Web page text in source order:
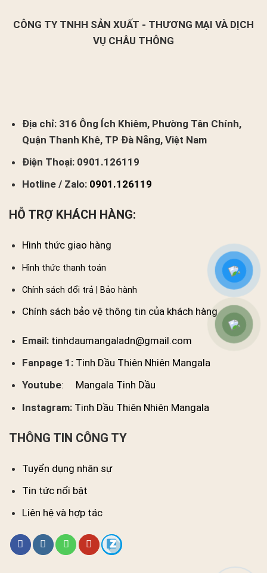
CÔNG TY TNHH SẢN XUẤT - THƯƠNG MẠI VÀ DỊCH
VỤ CHÂU THÔNG
Địa chỉ: 316 Ông Ích Khiêm, Phường Tân Chính,
Quận Thanh Khê, TP Đà Nẵng, Việt Nam
Điện Thoại: 0901.126119
Hotline / Zalo: 0901.126119
HỖ TRỢ KHÁCH HÀNG:
Hình thức giao hàng
Hình thức thanh toán
Chính sách đổi trả | Bảo hành
Chính sách bảo vệ thông tin của khách hàng
Email: tinhdaumangaladn@gmail.com
Fanpage 1: Tinh Dầu Thiên Nhiên Mangala
Youtube: Mangala Tinh Dầu
Instagram: Tinh Dầu Thiên Nhiên Mangala
THÔNG TIN CÔNG TY
Tuyển dụng nhân sự
Tin tức nổi bật
Liên hệ và hợp tác